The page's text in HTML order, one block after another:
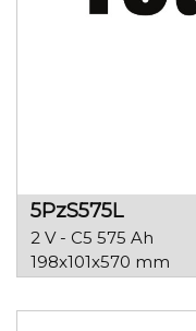
5PzS575L
2 V - C5 575 Ah
198x101x570 mm